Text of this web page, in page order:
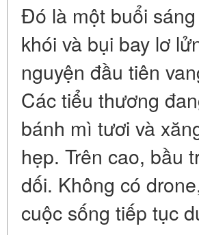
Đó là một buổi
khói và bụi bay lơ
nguyện đầu tiên
Các tiểu thương
bánh mì tươi và
hẹp. Trên cao, bầu
dối. Không có
cuộc sống tiếp tục